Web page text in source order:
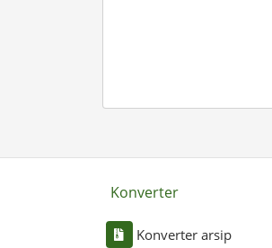
Konverter
Konverter arsip